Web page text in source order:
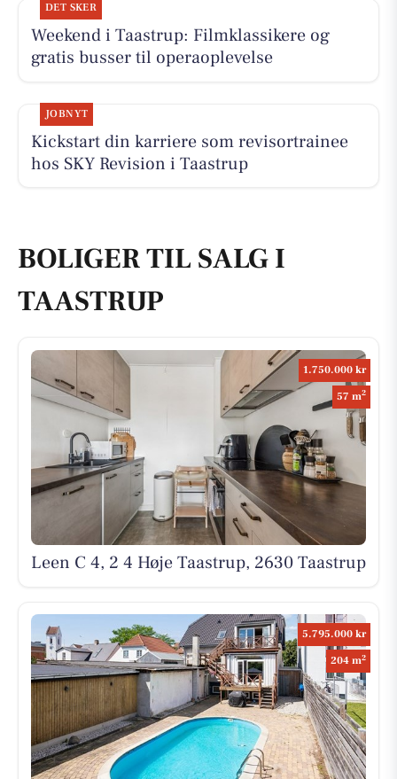
DET SKER
Weekend i Taastrup: Filmklassikere og
gratis busser til operaoplevelse
JOBNYT
Kickstart din karriere som revisortrainee
hos SKY Revision i Taastrup
BOLIGER TIL SALG I
TAASTRUP
1.750.000 kr
57 m2
Leen C 4, 2 4 Høje Taastrup, 2630 Taastrup
5.795.000 kr
204 m2